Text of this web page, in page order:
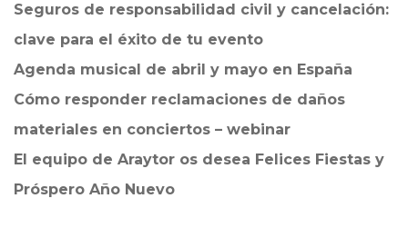
Seguros de responsabilidad civil y cancelación:
clave para el éxito de tu evento
Agenda musical de abril y mayo en España
Cómo responder reclamaciones de daños
materiales en conciertos – webinar
El equipo de Araytor os desea Felices Fiestas y
Próspero Año Nuevo